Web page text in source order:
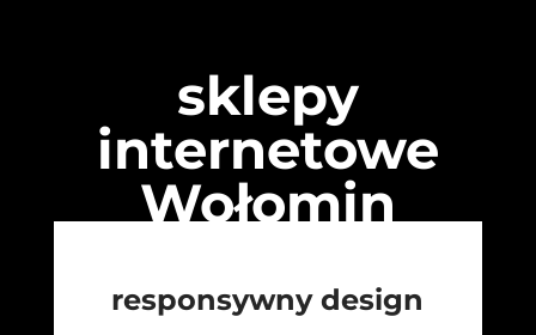
sklepy
internetowe
Wołomin
responsywny design